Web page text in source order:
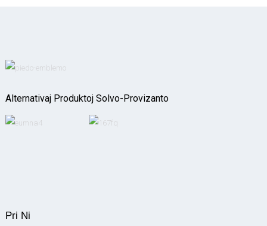
Alternativaj Produktoj Solvo-Provizanto
Pri Ni